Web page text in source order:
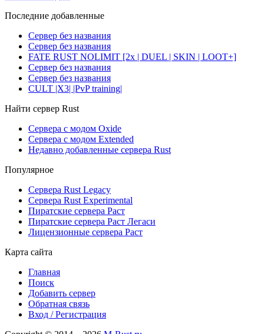
Последние добавленные
Сервер без названия
Сервер без названия
FATE RUST NOLIMIT [2x | DUEL | SKIN | LOOT+]
Сервер без названия
Сервер без названия
CULT |X3| |PvP training|
Найти сервер Rust
Сервера с модом Oxide
Сервера с модом Extended
Недавно добавленные сервера Rust
Популярное
Сервера Rust Legacy
Сервера Rust Experimental
Пиратские сервера Раст
Пиратские сервера Раст Легаси
Лицензионные сервера Раст
Карта сайта
Главная
Поиск
Добавить сервер
Обратная связь
Вход / Регистрация